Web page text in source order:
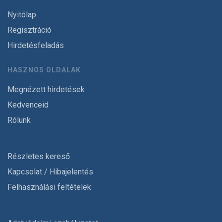
Nyitólap
Regisztráció
Hirdetésfeladás
HASZNOS OLDALAK
Megnézett hirdetések
Kedvenceid
Rólunk
Részletes kereső
Kapcsolat / Hibajelentés
Felhasználási feltételek